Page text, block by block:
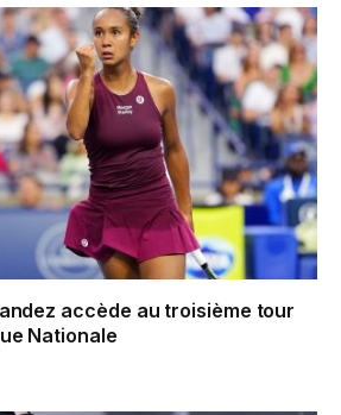
accède au troisième tour
Nationale